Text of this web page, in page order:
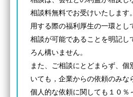
面会交流サポート制度
サマークラーク・ウィンタークラ
お知らせ
相談料無料でお受けいたします
用する際の福利厚生の一環とし
相談が可能であることを明記し
ろん構いません。
また、ご相談にとどまらず、個
いても，企業からの依頼のみな
個人的な依頼に関しても１０％